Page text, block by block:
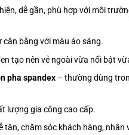
dễ gần, phù hợp với môi
bằng với màu áo sáng.
tạo nên vẻ ngoài vừa nổi bật
pha spandex– thường dùng
lượng gia công cao cấp.
tân, chăm sóc khách hàng,